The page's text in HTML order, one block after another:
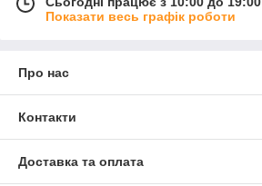
Показати весь графік роботи
Про нас
Контакти
Доставка та оплата